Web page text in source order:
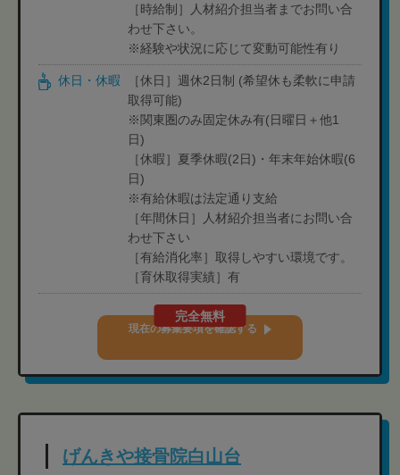
［時給制］人材紹介担当者までお問い合
わせ下さい。
※経験や状況に応じて変動可能性有り
休日・休暇
［休日］週休2日制 (希望休も柔軟に申請
取得可能)
※関東圏のみ固定休み有(日曜日＋他1
日)
［休暇］夏季休暇(2日)・年末年始休暇(6
日)
※有給休暇は法定通り支給
［年間休日］人材紹介担当者にお問い合
わせ下さい
［有給消化率］取得しやすい環境です。
［育休取得実績］有
完全無料
現在の募集要項を確認する
げんきや接骨院白山台